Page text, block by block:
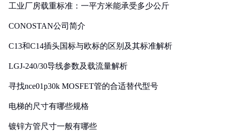
工业厂房载重标准：一平方米能承受多少公斤
CONOSTAN公司简介
C13和C14插头国标与欧标的区别及其标准解析
LGJ-240/30导线参数及载流量解析
寻找nce01p30k MOSFET管的合适替代型号
电梯的尺寸有哪些规格
镀锌方管尺寸一般有哪些